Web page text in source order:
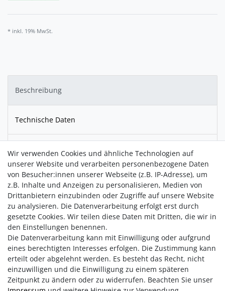
* inkl. 19% MwSt.
Beschreibung
Technische Daten
Download
Die gefalteten Strukturen schenken dem Silber eine
lebendige Oberfläche - mal ruhig, mal voller Bewegung - und
der facettierte blaue Topas setzt dazu einen klaren
Farbakzent, der an helles Wasser und weiten Himmel
erinnert.
Wir verwenden Cookies und ähnliche Technologien auf
unserer Website und verarbeiten personenbezogene Daten
von Besucher:innen unserer Webseite (z.B. IP-Adresse), um
z.B. Inhalte und Anzeigen zu personalisieren, Medien von
Drittanbietern einzubinden oder Zugriffe auf unsere Website
zu analysieren. Die Datenverarbeitung erfolgt erst durch
gesetzte Cookies. Wir teilen diese Daten mit Dritten, die wir in
den Einstellungen benennen.
Die Datenverarbeitung kann mit Einwilligung oder aufgrund
eines berechtigten Interesses erfolgen. Die Zustimmung kann
erteilt oder abgelehnt werden. Es besteht das Recht, nicht
einzuwilligen und die Einwilligung zu einem späteren
Zeitpunkt zu ändern oder zu widerrufen. Beachten Sie unser